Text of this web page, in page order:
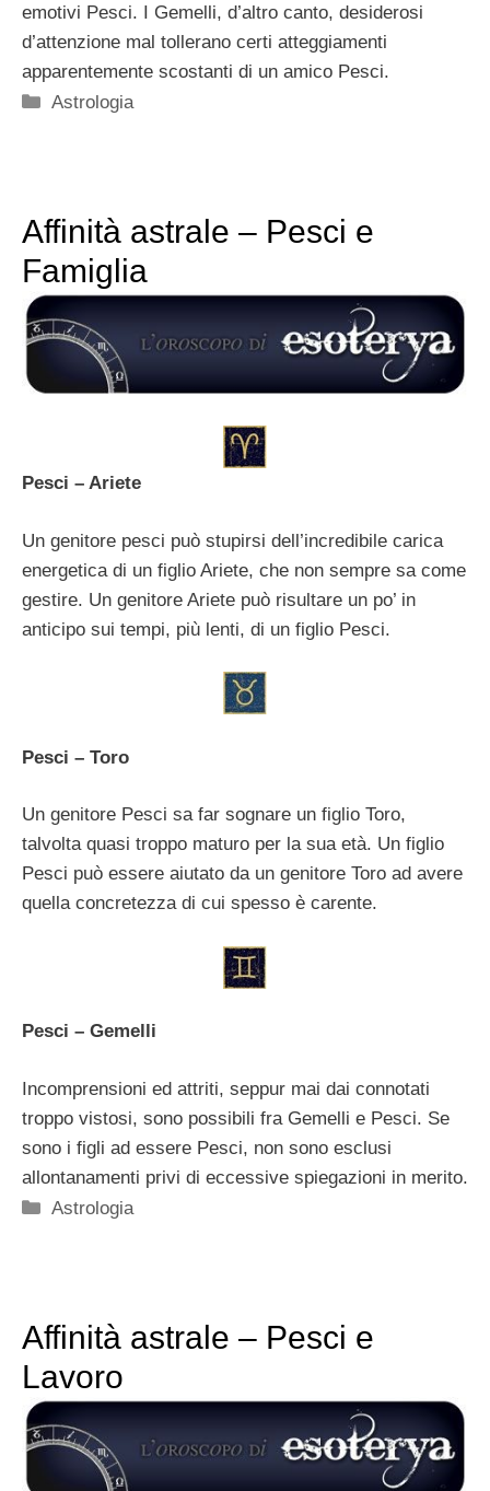
emotivi Pesci. I Gemelli, d’altro canto, desiderosi
d’attenzione mal tollerano certi atteggiamenti
apparentemente scostanti di un amico Pesci.
Categorie
Astrologia
Affinità astrale – Pesci e
Famiglia
Pesci – Ariete
Un genitore pesci può stupirsi dell’incredibile carica
energetica di un figlio Ariete, che non sempre sa come
gestire. Un genitore Ariete può risultare un po’ in
anticipo sui tempi, più lenti, di un figlio Pesci.
Pesci – Toro
Un genitore Pesci sa far sognare un figlio Toro,
talvolta quasi troppo maturo per la sua età. Un figlio
Pesci può essere aiutato da un genitore Toro ad avere
quella concretezza di cui spesso è carente.
Pesci – Gemelli
Incomprensioni ed attriti, seppur mai dai connotati
troppo vistosi, sono possibili fra Gemelli e Pesci. Se
sono i figli ad essere Pesci, non sono esclusi
allontanamenti privi di eccessive spiegazioni in merito.
Categorie
Astrologia
Affinità astrale – Pesci e
Lavoro